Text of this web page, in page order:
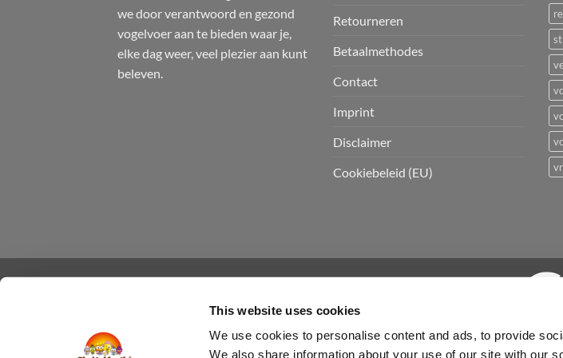
This website uses cookies
We use cookies to personalise content and ads, to provide
We also share information about your use of our site with our
we door verantwoord en gezond
vogelvoer aan te bieden waar je,
elke dag weer, veel plezier aan kunt
beleven.
Retourneren
Betaalmethodes
Contact
Imprint
Disclaimer
Cookiebeleid (EU)
KOKOSNOOT VOOR VOGELS BLACK SOLDIER FLY